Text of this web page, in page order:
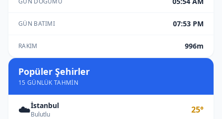
GÜN BATIMI 07:53 PM
RAKIM 996m
Popüler Şehirler
15 GÜNLÜK TAHMIN
☁️İstanbul
Bulutlu 25°